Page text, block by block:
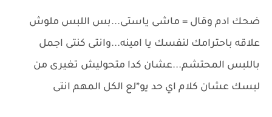
ضحك ادم وقال = ماشى ياستى...بس اللبس ملوش
علاقه باحترامك لنفسك يا امينه...وانتى كنتى اجمل
باللبس المحتشم...عشان كدا متحوليش تغيرى من
لبسك عشان كلام اي حد يو*لع الكل المهم انتى